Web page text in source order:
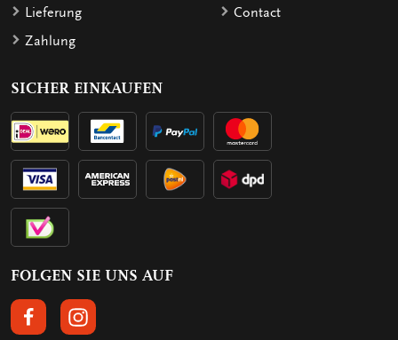
Lieferung
Zahlung
Contact
SICHER EINKAUFEN
FOLGEN SIE UNS AUF
FOLGEN SIE UNS AUF FACEBOOK
FOLGEN SIE UNS AUF INSTAGRAM